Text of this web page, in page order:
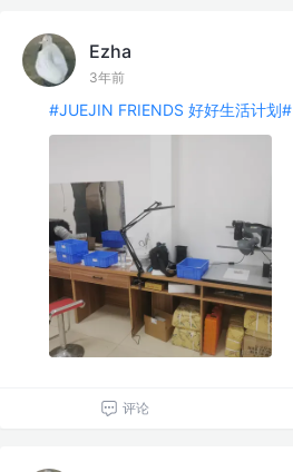
Ezha
3年前
#JUEJIN FRIENDS 好好生活计划#
评论